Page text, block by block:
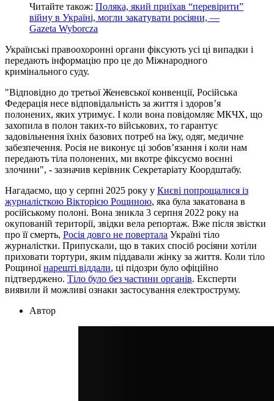
Читайте також: Поляка, який приїхав “перевірити”
війну в Україні, могли закатувати росіяни, —
Gazeta Wyborcza
Українські правоохоронні органи фіксують усі ці випадки і
передають інформацію про це до Міжнародного
кримінального суду.
"Відповідно до третьої Женевської конвенції, Російська
Федерація несе відповідальність за життя і здоров’я
полонених, яких утримує. І коли вона повідомляє МКЧХ, що
захопила в полон таких-то військових, то гарантує
задовільнення їхніх базових потреб на їжу, одяг, медичне
забезпечення. Росія не виконує ці зобов’язання і коли нам
передають тіла полонених, ми вкотре фіксуємо воєнні
злочини", - зазначив керівник Секретаріату Коордштабу.
Нагадаємо, що у серпні 2025 року у Києві попрощалися із
журналісткою Вікторією Рощиною, яка була закатована в
російському полоні. Вона зникла 3 серпня 2022 року на
окупованій території, звідки вела репортаж. Вже після звістки
про її смерть, Росія довго не повертала Україні тіло
журналістки. Припускали, що в таких спосіб росіяни хотіли
приховати тортури, яким піддавали жінку за життя. Коли тіло
Рощиноїнарешті віддали, ці підозри було офіційно
підтверджено. Тіло було без частини органів. Експерти
виявили й можливі ознаки застосування електроструму.
Автор